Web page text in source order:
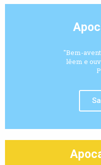
"Bem-
lêem e